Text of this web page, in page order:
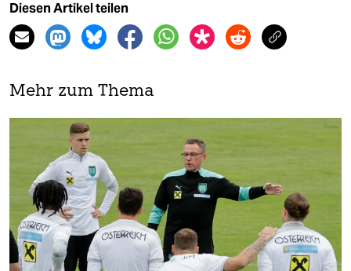
Diesen Artikel teilen
Mehr zum Thema